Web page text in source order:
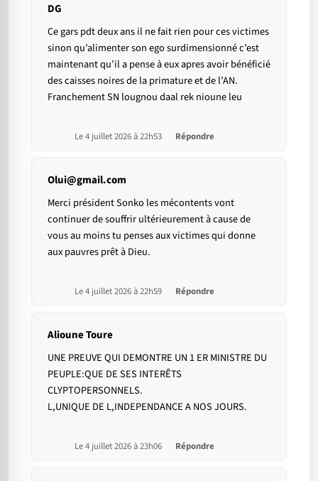
DG
Ce gars pdt deux ans il ne fait rien pour ces victimes
sinon qu’alimenter son ego surdimensionné c’est
maintenant qu’il a pense à eux apres avoir bénéficié
des caisses noires de la primature et de l’AN.
Franchement SN lougnou daal rek nioune leu
Le 4 juillet 2026 à 22h53 Répondre
Olui@gmail.com
Merci président Sonko les mécontents vont
continuer de souffrir ultérieurement à cause de
vous au moins tu penses aux victimes qui donne
aux pauvres prêt à Dieu.
Le 4 juillet 2026 à 22h59 Répondre
Alioune Toure
UNE PREUVE QUI DEMONTRE UN 1 ER MINISTRE DU
PEUPLE:QUE DE SES INTERÊTS
CLYPTOPERSONNELS.
L,UNIQUE DE L,INDEPENDANCE A NOS JOURS.
Le 4 juillet 2026 à 23h06 Répondre